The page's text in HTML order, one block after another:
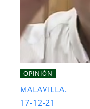
OPINIÓN
MALAVILLA.
17-12-21